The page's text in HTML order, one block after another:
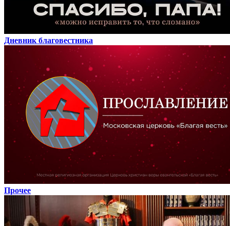
Дневник благовестника
Прочее